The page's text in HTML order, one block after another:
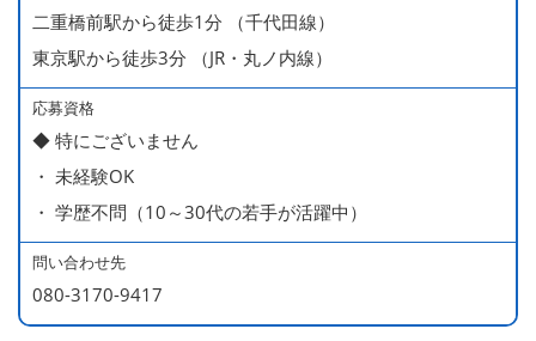
二重橋前駅から徒歩1分 （千代田線）
東京駅から徒歩3分 （JR・丸ノ内線）
応募資格
◆ 特にございません
・ 未経験OK
・ 学歴不問（10～30代の若手が活躍中）
問い合わせ先
080-3170-9417